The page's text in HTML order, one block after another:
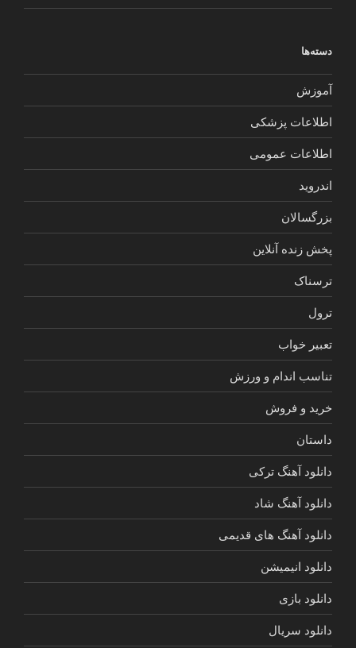
دسته‌ها
آموزش
اطلاعات پزشکی
اطلاعات عمومی
اندروید
بزرگسالان
پخش زنده آنلاین
ترسناک
ترول
تعبیر خواب
تناسب اندام و ورزش
خرید و فروش
داستان
دانلود آهنگ ترکی
دانلود آهنگ شاد
دانلود آهنگ های قدیمی
دانلود انیمیشن
دانلود بازی
دانلود سریال